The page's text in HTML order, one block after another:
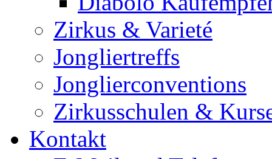
Zirkus & Varieté
Jongliertreffs
Jonglierconventions
Zirkusschulen &
Kontakt